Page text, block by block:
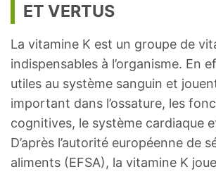
ET VERTUS
La vitamine K est un groupe de
indispensables à l’organisme. En
utiles au système sanguin et
important dans l’ossature, les
cognitives, le système cardiaque
D’après l’autorité européenne de
aliments (EFSA), la vitamine K